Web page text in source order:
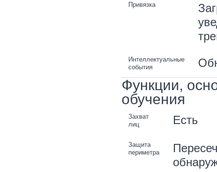
Привязка
Интеллектуальные
события
Функции,
обучения
Захват
лиц
Есть
Защита
периметра